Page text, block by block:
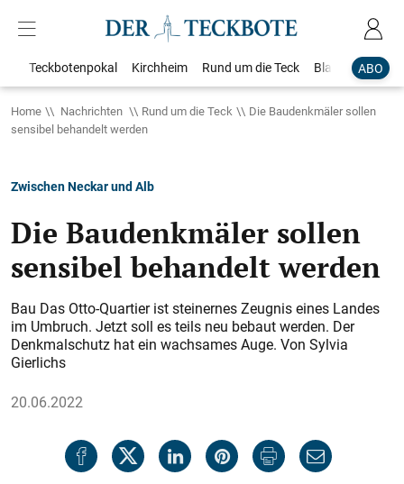
ABO
Teckbotenpokal Kirchheim Rund um die Teck Blaulicht
Home Nachrichten Rund um die Teck
Die Baudenkmäler sollen
sensibel behandelt werden
Zwischen Neckar und Alb
Die Baudenkmäler sollen
sensibel behandelt werden
Bau Das Otto-Quartier ist steinernes Zeugnis eines Landes
im Umbruch. Jetzt soll es teils neu bebaut werden. Der
Denkmalschutz hat ein wachsames Auge. Von Sylvia
Gierlichs
20.06.2022